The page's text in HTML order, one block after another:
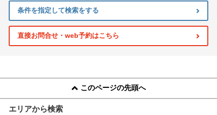
条件を指定して検索をする
直接お問合せ・web予約はこちら
このページの先頭へ
エリアから検索